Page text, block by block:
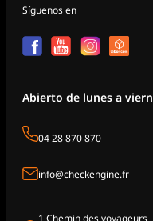
Síguenos en
Abierto de lunes a
04 28 870 870
info@checkengine.fr
1 Chemin des voyageurs